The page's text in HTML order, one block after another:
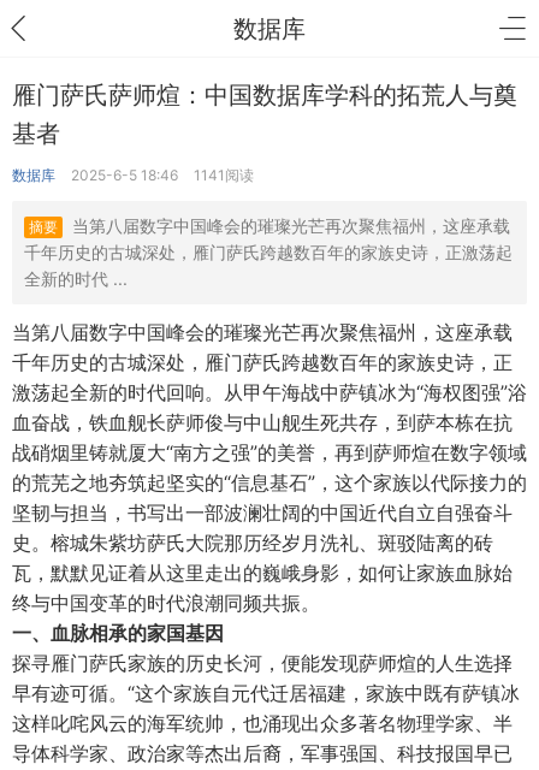
数据库
雁门萨氏萨师煊：中国数据库学科的拓荒人与奠
基者
数据库 2025-6-5 18:46 1141阅读
摘要
当第八届数字中国峰会的璀璨光芒再次聚焦福州，这座承载
千年历史的古城深处，雁门萨氏跨越数百年的家族史诗，正激荡起
全新的时代 ...
当第八届数字中国峰会的璀璨光芒再次聚焦福州，这座承载
千年历史的古城深处，雁门萨氏跨越数百年的家族史诗，正
激荡起全新的时代回响。从甲午海战中萨镇冰为“海权图强”浴
血奋战，铁血舰长萨师俊与中山舰生死共存，到萨本栋在抗
战硝烟里铸就厦大“南方之强”的美誉，再到萨师煊在数字领域
的荒芜之地夯筑起坚实的“信息基石”，这个家族以代际接力的
坚韧与担当，书写出一部波澜壮阔的中国近代自立自强奋斗
史。榕城朱紫坊萨氏大院那历经岁月洗礼、斑驳陆离的砖
瓦，默默见证着从这里走出的巍峨身影，如何让家族血脉始
终与中国变革的时代浪潮同频共振。
一、血脉相承的家国基因
探寻雁门萨氏家族的历史长河，便能发现萨师煊的人生选择
早有迹可循。“这个家族自元代迁居福建，家族中既有萨镇冰
这样叱咤风云的海军统帅，也涌现出众多著名物理学家、半
导体科学家、政治家等杰出后裔，军事强国、科技报国早已